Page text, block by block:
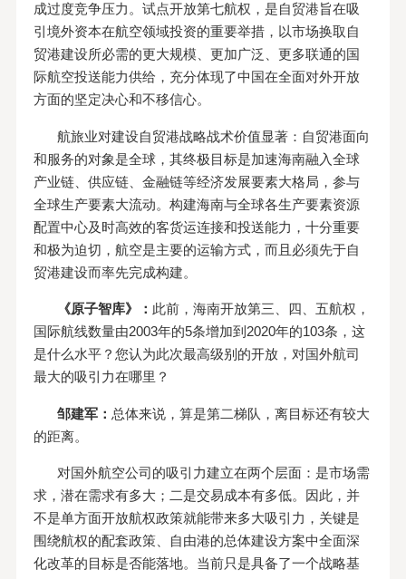
成过度竞争压力。试点开放第七航权，是自贸港旨在吸
引境外资本在航空领域投资的重要举措，以市场换取自
贸港建设所必需的更大规模、更加广泛、更多联通的国
际航空投送能力供给，充分体现了中国在全面对外开放
方面的坚定决心和不移信心。
航旅业对建设自贸港战略战术价值显著：自贸港面向
和服务的对象是全球，其终极目标是加速海南融入全球
产业链、供应链、金融链等经济发展要素大格局，参与
全球生产要素大流动。构建海南与全球各生产要素资源
配置中心及时高效的客货运连接和投送能力，十分重要
和极为迫切，航空是主要的运输方式，而且必须先于自
贸港建设而率先完成构建。
《原子智库》： 此前，海南开放第三、四、五航权，
国际航线数量由2003年的5条增加到2020年的103条，这
是什么水平？您认为此次最高级别的开放，对国外航司
最大的吸引力在哪里？
邹建军： 总体来说，算是第二梯队，离目标还有较大
的距离。
对国外航空公司的吸引力建立在两个层面：是市场需
求，潜在需求有多大；二是交易成本有多低。因此，并
不是单方面开放航权政策就能带来多大吸引力，关键是
围绕航权的配套政策、自由港的总体建设方案中全面深
化改革的目标是否能落地。当前只是具备了一个战略基